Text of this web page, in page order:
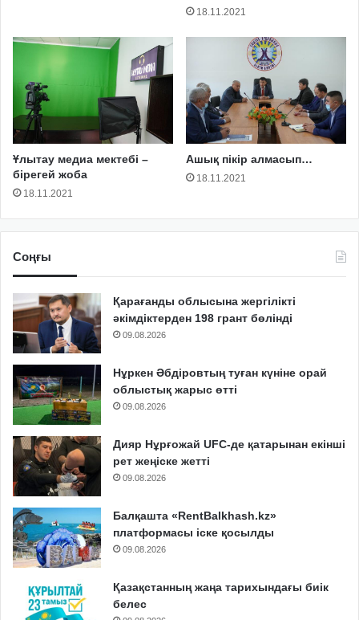
18.11.2021
Ұлытау медиа мектебі –
бірегей жоба
18.11.2021
Ашық пікір алмасып…
18.11.2021
Соңғы
Қарағанды облысына жергілікті
әкімдіктерден 198 грант бөлінді
09.08.2026
Нұркен Әбдіровтың туған күніне орай
облыстық жарыс өтті
09.08.2026
Дияр Нұрғожай UFC-де қатарынан екінші
рет жеңіске жетті
09.08.2026
Балқашта «RentBalkhash.kz»
платформасы іске қосылды
09.08.2026
Қазақстанның жаңа тарихындағы биік
белес